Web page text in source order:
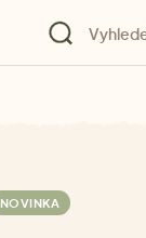
NOVINKA